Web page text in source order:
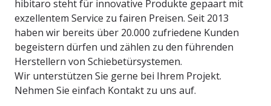
hibitaro steht für innovative Produkte gepaart mit
exzellentem Service zu fairen Preisen. Seit 2013
haben wir bereits über 20.000 zufriedene Kunden
begeistern dürfen und zählen zu den führenden
Herstellern von Schiebetürsystemen.
Wir unterstützen Sie gerne bei Ihrem Projekt.
Nehmen Sie einfach Kontakt zu uns auf.